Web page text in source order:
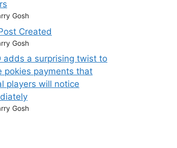
Gosh
Created
Gosh
adds a surprising twist to
pokies payments that
players will notice
Gosh